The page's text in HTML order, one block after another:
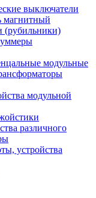
выключатели
магнитный
(рубильники)
модульные
модульной
различного
устройства